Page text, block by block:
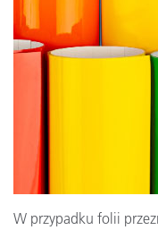
W przypadku folii